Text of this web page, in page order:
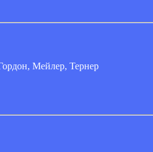
Мейлер, Тернер